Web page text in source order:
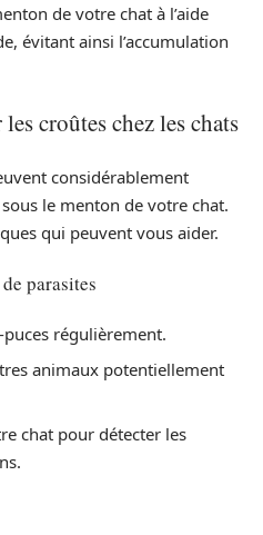
de votre chat à l’aide
évitant ainsi l’accumulation
croûtes chez les chats
considérablement
le menton de votre chat.
qui peuvent vous aider.
parasites
régulièrement.
animaux potentiellement
chat pour détecter les